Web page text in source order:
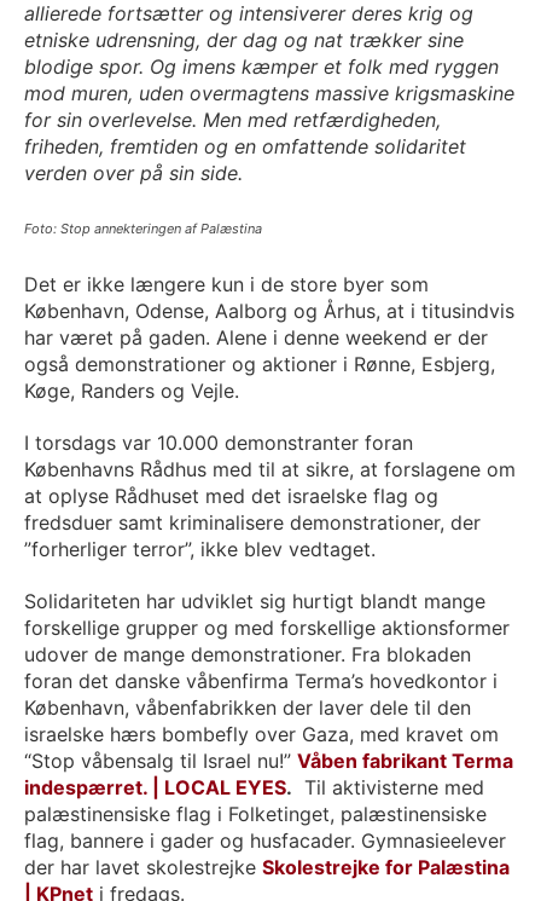
allierede fortsætter og intensiverer deres krig og
etniske udrensning, der dag og nat trækker sine
blodige spor. Og imens kæmper et folk med ryggen
mod muren, uden overmagtens massive krigsmaskine
for sin overlevelse. Men med retfærdigheden,
friheden, fremtiden og en omfattende solidaritet
verden over på sin side.
Foto: Stop annekteringen af Palæstina
Det er ikke længere kun i de store byer som
København, Odense, Aalborg og Århus, at i titusindvis
har været på gaden. Alene i denne weekend er der
også demonstrationer og aktioner i Rønne, Esbjerg,
Køge, Randers og Vejle.
I torsdags var 10.000 demonstranter foran
Københavns Rådhus med til at sikre, at forslagene om
at oplyse Rådhuset med det israelske flag og
fredsduer samt kriminalisere demonstrationer, der
”forherliger terror”, ikke blev vedtaget.
Solidariteten har udviklet sig hurtigt blandt mange
forskellige grupper og med forskellige aktionsformer
udover de mange demonstrationer. Fra blokaden
foran det danske våbenfirma Terma’s hovedkontor i
København, våbenfabrikken der laver dele til den
israelske hærs bombefly over Gaza, med kravet om
“Stop våbensalg til Israel nu!” Våben fabrikant Terma
indespærret. | LOCAL EYES. Til aktivisterne med
palæstinensiske flag i Folketinget, palæstinensiske
flag, bannere i gader og husfacader. Gymnasieelever
der har lavet skolestrejke Skolestrejke for Palæstina
| KPnet i fredags.